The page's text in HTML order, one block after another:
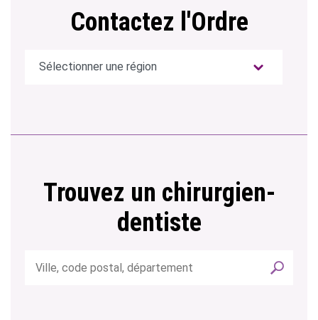
Contactez l'Ordre
Trouvez un chirurgien-
dentiste